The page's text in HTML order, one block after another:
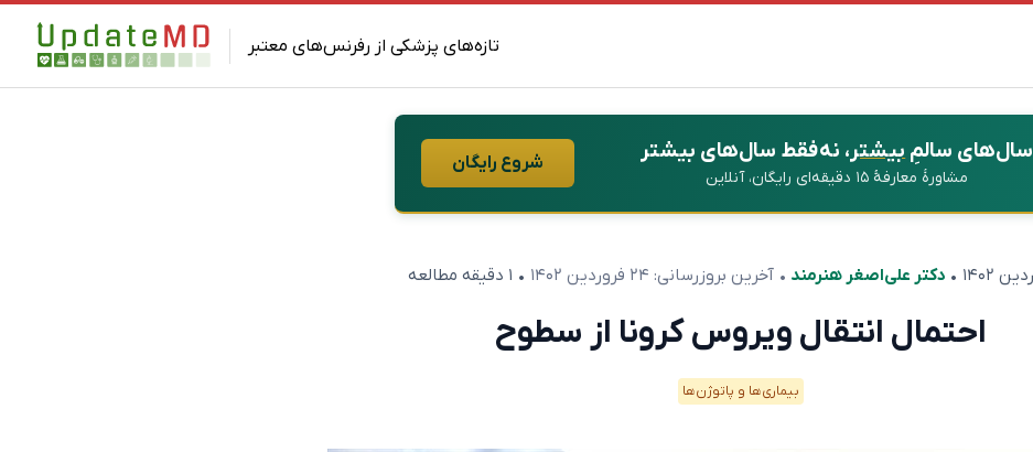
تازه‌های پزشکی از رفرنس‌های معتبر
سال‌های سالمِبیشتر، نه فقط سال‌های بیشتر
مشاورهٔ معارفهٔ ۱۵ دقیقه‌ای رایگان، آنلاین
شروع رایگان
•دکتر علی‌اصغر هنرمند • آخرین بروزرسانی: ۲۴ فروردین ۱۴۰۲ • ۱ دقیقه مطالعه
احتمال انتقال ویروس کرونا از سطوح
بیماری‌ها و پاتوژن‌ها